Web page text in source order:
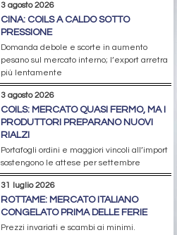
3 agosto 2026
CINA: COILS A CALDO SOTTO
PRESSIONE
Domanda debole e scorte in aumento
pesano sul mercato interno; l’export arretra
più lentamente
3 agosto 2026
COILS: MERCATO QUASI FERMO, MA I
PRODUTTORI PREPARANO NUOVI
RIALZI
Portafogli ordini e maggiori vincoli all’import
sostengono le attese per settembre
31 luglio 2026
ROTTAME: MERCATO ITALIANO
CONGELATO PRIMA DELLE FERIE
Prezzi invariati e scambi ai minimi.